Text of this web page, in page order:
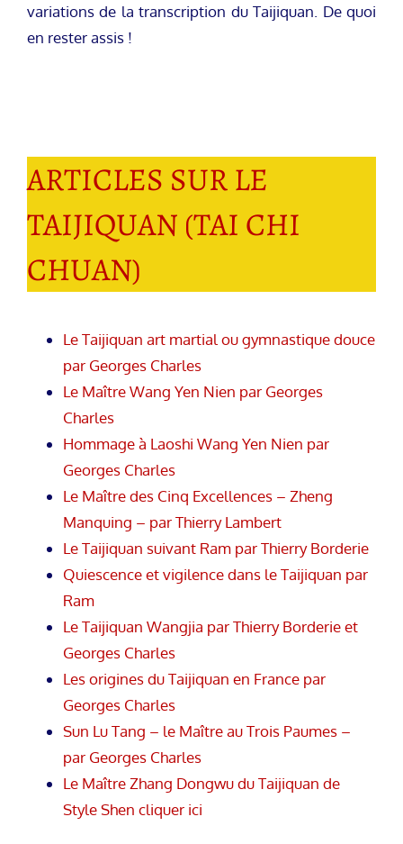
variations de la transcription du Taijiquan. De quoi
en rester assis !
ARTICLES SUR LE
TAIJIQUAN (TAI CHI
CHUAN)
Le Taijiquan art martial ou gymnastique douce
par Georges Charles
Le Maître Wang Yen Nien par Georges
Charles
Hommage à Laoshi Wang Yen Nien par
Georges Charles
Le Maître des Cinq Excellences – Zheng
Manquing – par Thierry Lambert
Le Taijiquan suivant Ram par Thierry Borderie
Quiescence et vigilence dans le Taijiquan par
Ram
Le Taijiquan Wangjia par Thierry Borderie et
Georges Charles
Les origines du Taijiquan en France par
Georges Charles
Sun Lu Tang – le Maître au Trois Paumes –
par Georges Charles
Le Maître Zhang Dongwu du Taijiquan de
Style Shen cliquer ici